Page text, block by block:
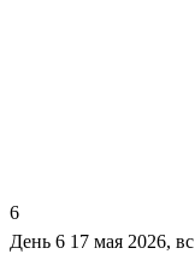
6
День 6 17 мая 2026, вс